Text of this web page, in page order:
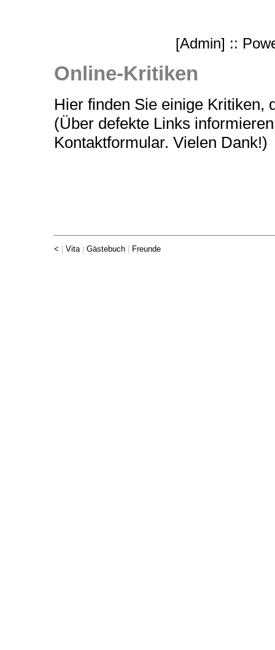
[Admin] ::
Online-Kritiken
Hier finden Sie einige Kritiken,
(Über defekte Links
Kontaktformular. Vielen Dank!)
< Vita| Gästebuch Freunde